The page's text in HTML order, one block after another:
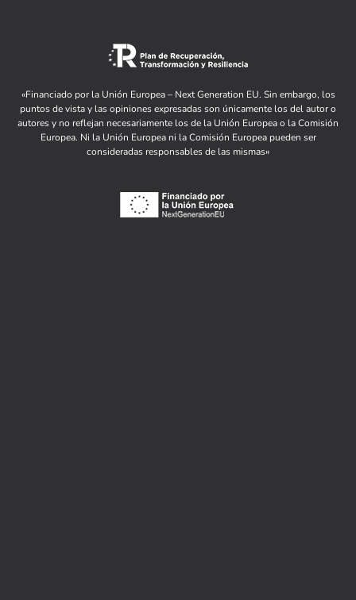
«Financiado por la Unión Europea – Next Generation EU. Sin embargo, los
puntos de vista y las opiniones expresadas son únicamente los del autor o
autores y no reflejan necesariamente los de la Unión Europea o la Comisión
Europea. Ni la Unión Europea ni la Comisión Europea pueden ser
consideradas responsables de las mismas»